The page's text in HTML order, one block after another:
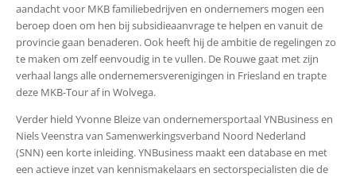
aandacht voor MKB familiebedrijven en ondernemers mogen een
beroep doen om hen bij subsidieaanvrage te helpen en vanuit de
provincie gaan benaderen. Ook heeft hij de ambitie de regelingen zo
te maken om zelf eenvoudig in te vullen. De Rouwe gaat met zijn
verhaal langs alle ondernemersverenigingen in Friesland en trapte
deze MKB-Tour af in Wolvega.
Verder hield Yvonne Bleize van ondernemersportaal YNBusiness en
Niels Veenstra van Samenwerkingsverband Noord Nederland
(SNN) een korte inleiding. YNBusiness maakt een database en met
een actieve inzet van kennismakelaars en sectorspecialisten die de